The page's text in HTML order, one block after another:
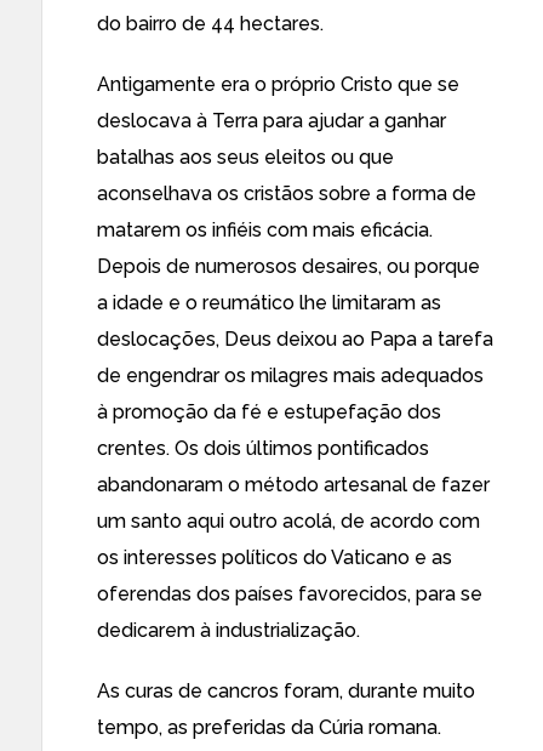
do bairro de 44 hectares.
Antigamente era o próprio Cristo que se
deslocava à Terra para ajudar a ganhar
batalhas aos seus eleitos ou que
aconselhava os cristãos sobre a forma de
matarem os infiéis com mais eficácia.
Depois de numerosos desaires, ou porque
a idade e o reumático lhe limitaram as
deslocações, Deus deixou ao Papa a tarefa
de engendrar os milagres mais adequados
à promoção da fé e estupefação dos
crentes. Os dois últimos pontificados
abandonaram o método artesanal de fazer
um santo aqui outro acolá, de acordo com
os interesses políticos do Vaticano e as
oferendas dos países favorecidos, para se
dedicarem à industrialização.
As curas de cancros foram, durante muito
tempo, as preferidas da Cúria romana.